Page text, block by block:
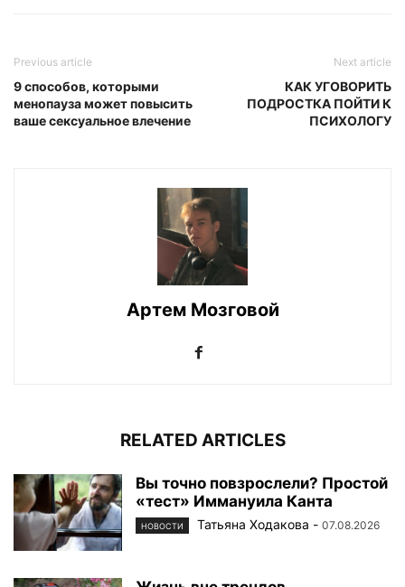
Previous article
9 способов, которыми
менопауза может повысить
ваше сексуальное влечение
Next article
КАК УГОВОРИТЬ
ПОДРОСТКА ПОЙТИ К
ПСИХОЛОГУ
Артем Мозговой
RELATED ARTICLES
Вы точно повзрослели? Простой
«тест» Иммануила Канта
НОВОСТИ Татьяна Ходакова - 07.08.2026